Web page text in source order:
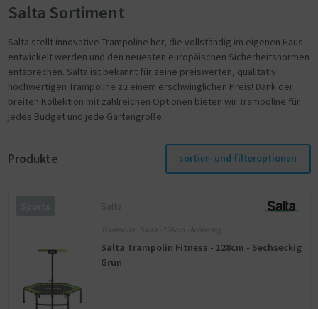
Salta Sortiment
Salta stellt innovative Trampoline her, die vollständig im eigenen Haus
entwickelt werden und den neuesten europäischen Sicherheitsnormen
entsprechen. Salta ist bekannt für seine preiswerten, qualitativ
hochwertigen Trampoline zu einem erschwinglichen Preis! Dank der
breiten Kollektion mit zahlreichen Optionen bieten wir Trampoline für
jedes Budget und jede Gartengröße.
Produkte sortier- und filteroptionen
Salta
Trampolin - Salta - 128 cm - Achteckig
Salta Trampolin Fitness - 128cm - Sechseckig
Grün